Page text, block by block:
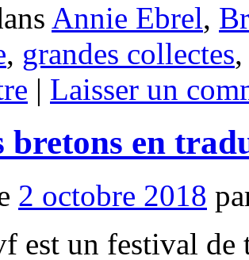
Annie Ebrel,
, grandes collectes
| Laisser un
bretons en
2 octobre 2018
un festival de